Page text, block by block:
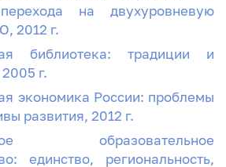
на двухуровневую
2012 г.
библиотека: традиции и
г.
экономика России: проблемы
развития, 2012 г.
образовательное
единство, региональность,